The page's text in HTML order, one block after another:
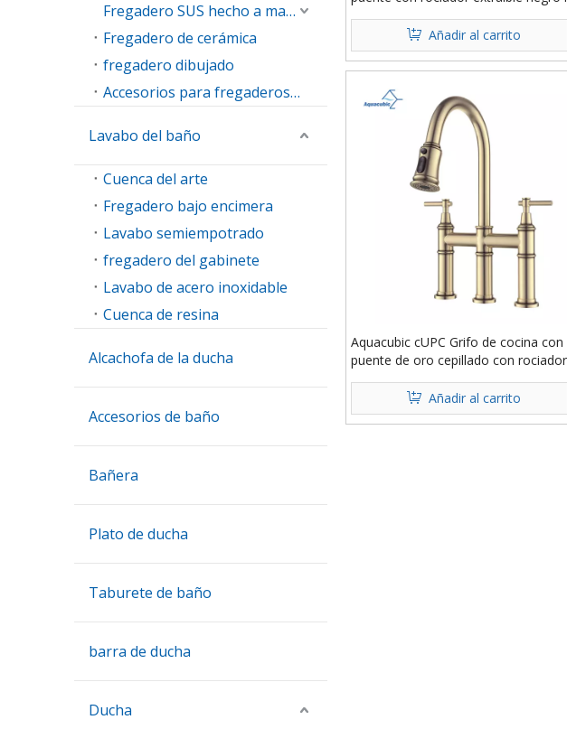
Fregadero SUS hecho a mano
Fregadero de cerámica
fregadero dibujado
Accesorios para fregaderos de cocina
Lavabo del baño
Cuenca del arte
Fregadero bajo encimera
Lavabo semiempotrado
fregadero del gabinete
Lavabo de acero inoxidable
Cuenca de resina
Alcachofa de la ducha
Accesorios de baño
Bañera
Plato de ducha
Taburete de baño
barra de ducha
Ducha
con grifo de filtro de agua
Añadir al carrito
Aquacubic cUPC Grifo de cocina con
puente de oro cepillado con rociador
extraíble Grifo de cocina de latón sin
plomo resistente a manchas de 3
Añadir al carrito